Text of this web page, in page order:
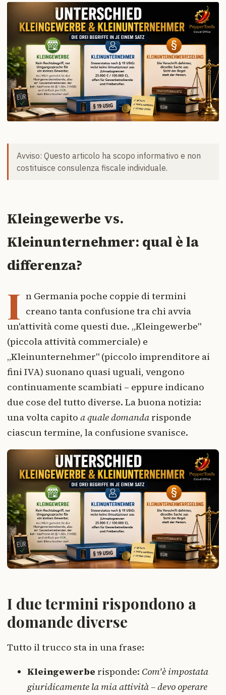
Avviso: Questo articolo ha scopo informativo e non
costituisce consulenza fiscale individuale.
Kleingewerbe vs.
Kleinunternehmer: qual è la
differenza?
I n Germania poche coppie di termini
creano tanta confusione tra chi avvia
un'attività come questi due. „Kleingewerbe"
(piccola attività commerciale) e
„Kleinunternehmer" (piccolo imprenditore ai
fini IVA) suonano quasi uguali, vengono
continuamente scambiati – eppure indicano
due cose del tutto diverse. La buona notizia:
una volta capito a quale domanda risponde
ciascun termine, la confusione svanisce.
I due termini rispondono a
domande diverse
Tutto il trucco sta in una frase:
Kleingewerbe risponde: Com'è impostata
giuridicamente la mia attività – devo operare